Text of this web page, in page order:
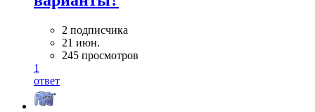
2 подписчика
21 июн.
245 просмотров
1
ответ